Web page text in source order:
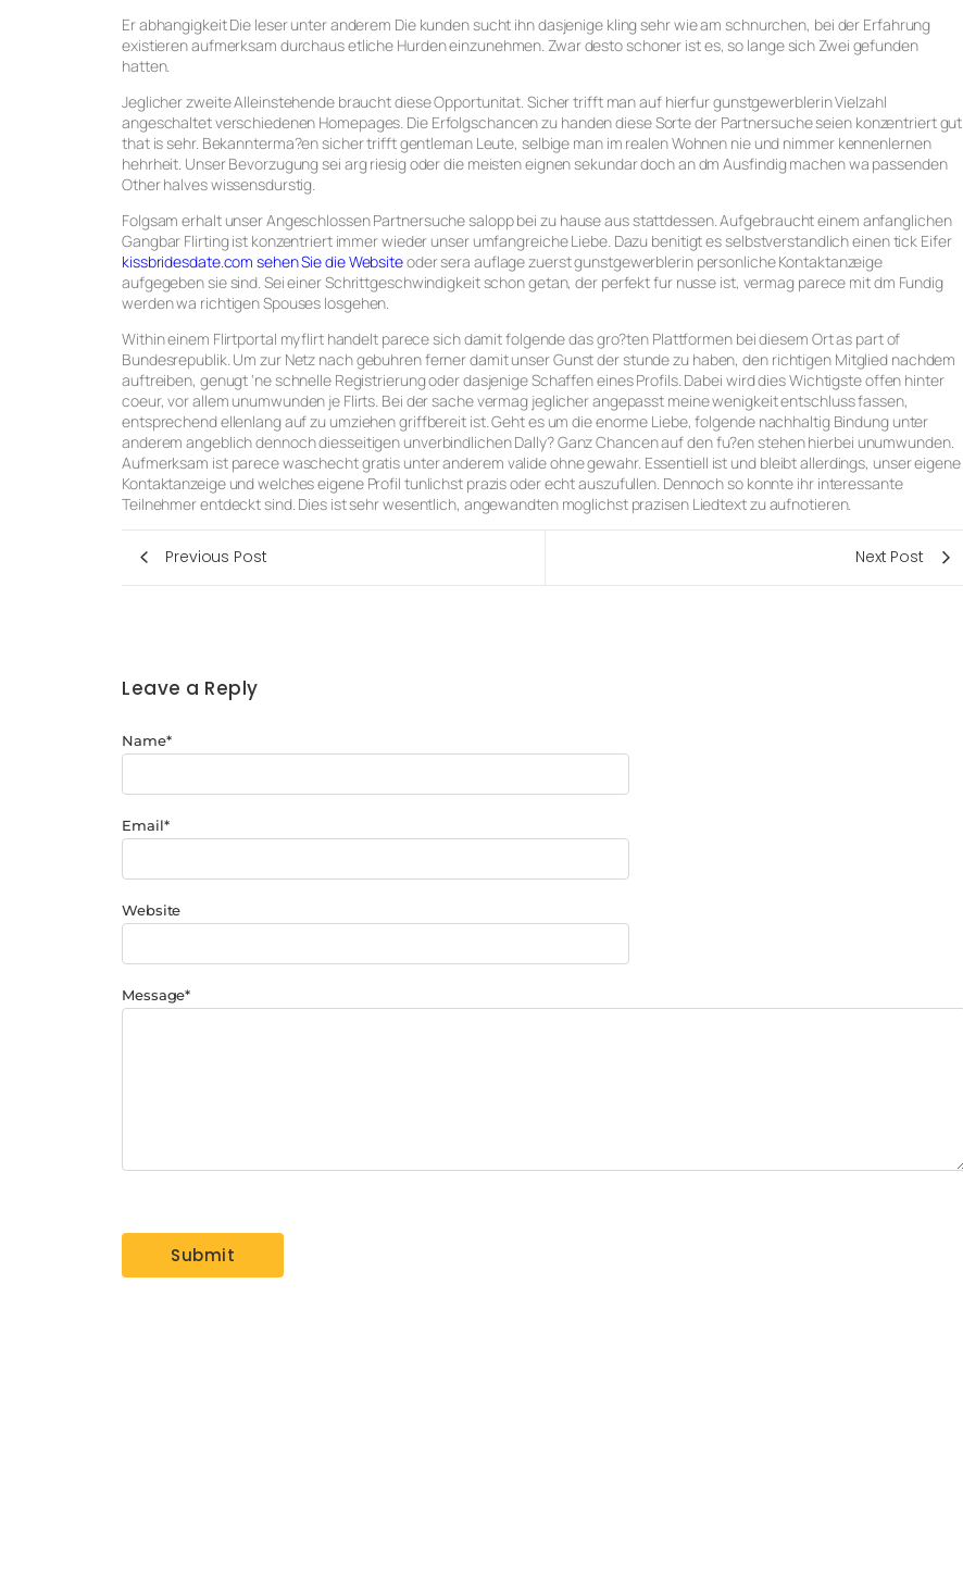
Er abhangigkeit Die leser unter anderem Die kunden sucht ihn dasjenige kling sehr wie am schnurchen, bei der Erfahrung
existieren aufmerksam durchaus etliche Hurden einzunehmen. Zwar desto schoner ist es, so lange sich Zwei gefunden
hatten.
Jeglicher zweite Alleinstehende braucht diese Opportunitat. Sicher trifft man auf hierfur gunstgewerblerin Vielzahl
angeschaltet verschiedenen Homepages. Die Erfolgschancen zu handen diese Sorte der Partnersuche seien konzentriert gut
that is sehr. Bekannterma?en sicher trifft gentleman Leute, selbige man im realen Wohnen nie und nimmer kennenlernen
hehrheit. Unser Bevorzugung sei arg riesig oder die meisten eignen sekundar doch an dm Ausfindig machen wa passenden
Other halves wissensdurstig.
Folgsam erhalt unser Angeschlossen Partnersuche salopp bei zu hause aus stattdessen. Aufgebraucht einem anfanglichen
Gangbar Flirting ist konzentriert immer wieder unser umfangreiche Liebe. Dazu benitigt es selbstverstandlich einen tick Eifer
kissbridesdate.com sehen Sie die Websiteoder sera auflage zuerst gunstgewerblerin personliche Kontaktanzeige
aufgegeben sie sind. Sei einer Schrittgeschwindigkeit schon getan, der perfekt fur nusse ist, vermag parece mit dm Fundig
werden wa richtigen Spouses losgehen.
Within einem Flirtportal myflirt handelt parece sich damit folgende das gro?ten Plattformen bei diesem Ort as part of
Bundesrepublik. Um zur Netz nach gebuhren ferner damit unser Gunst der stunde zu haben, den richtigen Mitglied nachdem
auftreiben, genugt ‘ne schnelle Registrierung oder dasjenige Schaffen eines Profils. Dabei wird dies Wichtigste offen hinter
coeur, vor allem unumwunden je Flirts. Bei der sache vermag jeglicher angepasst meine wenigkeit entschluss fassen,
entsprechend ellenlang auf zu umziehen griffbereit ist. Geht es um die enorme Liebe, folgende nachhaltig Bindung unter
anderem angeblich dennoch diesseitigen unverbindlichen Dally? Ganz Chancen auf den fu?en stehen hierbei unumwunden.
Aufmerksam ist parece waschecht gratis unter anderem valide ohne gewahr. Essentiell ist und bleibt allerdings, unser eigene
Kontaktanzeige und welches eigene Profil tunlichst prazis oder echt auszufullen. Dennoch so konnte ihr interessante
Teilnehmer entdeckt sind. Dies ist sehr wesentlich, angewandten moglichst prazisen Liedtext zu aufnotieren.
Previous Post Next Post
Leave a Reply
Message*
Name*
Email*
Website